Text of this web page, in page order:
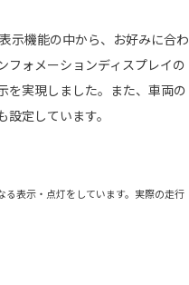
機能の中から、お好みに合わ
フォメーションディスプレイの
を実現しました。また、車両の
定しています。
表示・点灯をしています。実際の走行